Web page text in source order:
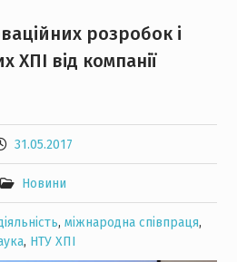
розробок і
ХПІ від компанії
31.05.2017
Новини
, міжнародна співпраця,
, НТУ ХПІ